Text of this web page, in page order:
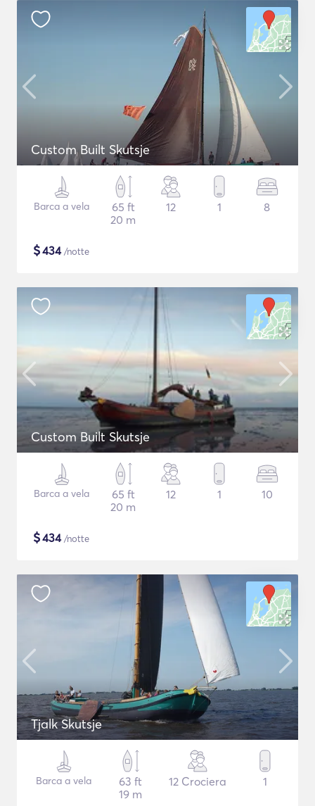
Custom Built Skutsje
Barca a vela
65 ft
20 m
12 1 8
$434/notte
Custom Built Skutsje
Barca a vela
65 ft
20 m
12 1 10
$434/notte
Tjalk Skutsje
Barca a vela
63 ft
19 m
12 Crociera 1